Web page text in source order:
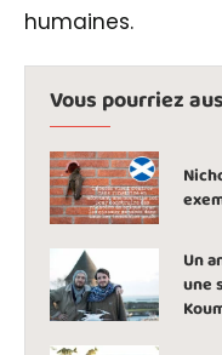
humaines.
Vous pourriez
Un
une